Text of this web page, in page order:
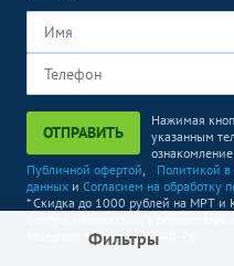
Фильтры
ОТПРАВИТЬ
Нажимая
указанным
Публичной офертой,
Политикой в
данных и Согласием на обработку
* Скидка до 1000 рублей на МРТ и
центры диагностики в
телефону +7 (495) 363-40-76.